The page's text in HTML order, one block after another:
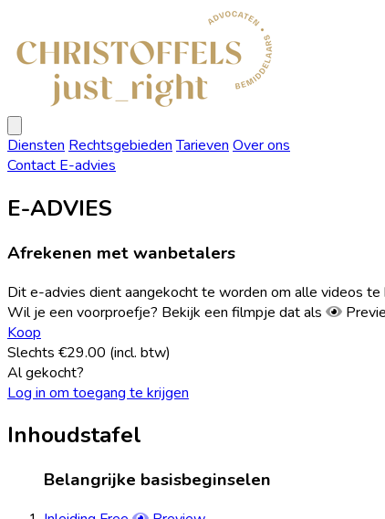
Advocaten
menu
Diensten Rechtsgebieden Tarieven Over ons
Contact E-advies
E-ADVIES
Afrekenen met wanbetalers
Dit e-advies dient aangekocht te worden om alle videos
Wil je een voorproefje? Bekijk een filmpje dat als
Koop
Slechts €29.00 (incl. btw)
Al gekocht?
Log in om toegang te krijgen
Inhoudstafel
Belangrijke basisbeginselen